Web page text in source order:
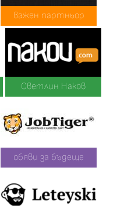
важен партньор
Светлин Наков
обяви за бъдеще